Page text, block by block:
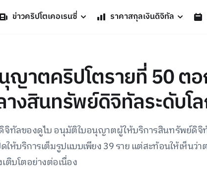
ข่าวคริปโตเคอเรนซี่ ราคาสกุลเงินดิจิทัล
ญาตคริปโตรายที่ 50 ตอ
งสินทรัพย์ดิจิทัลระดับโ
ทัลของดูไบ อนุมัติใบอนุญาตผู้ให้บริการสินทรัพย์ดิจิทั
ห้บริการเต็มรูปแบบเพียง 39 ราย แต่สะท้อนให้เห็นว่
ติบโตอย่างต่อเนื่อง